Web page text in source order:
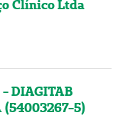
Clínico Ltda
- DIAGITAB
(54003267-5)